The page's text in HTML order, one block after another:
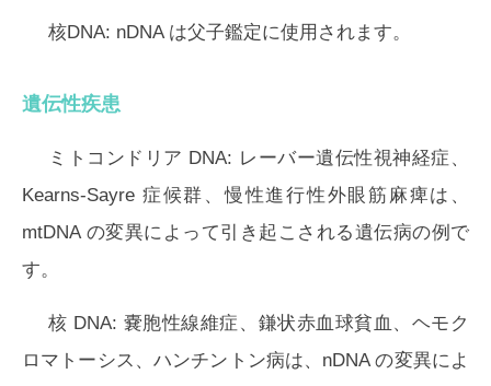
核DNA: nDNA は父子鑑定に使用されます。
遺伝性疾患
ミトコンドリア DNA: レーバー遺伝性視神経症、
Kearns-Sayre 症候群、慢性進行性外眼筋麻痺は、
mtDNA の変異によって引き起こされる遺伝病の例で
す。
核 DNA: 嚢胞性線維症、鎌状赤血球貧血、ヘモク
ロマトーシス、ハンチントン病は、nDNA の変異によ